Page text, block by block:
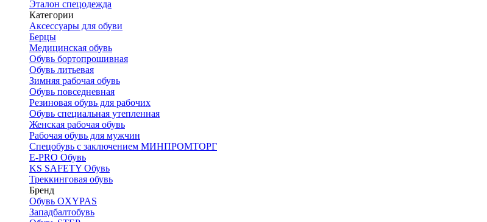
Эталон спецодежда
Категории
Аксессуары для обуви
Берцы
Медицинская обувь
Обувь бортопрошивная
Обувь литьевая
Зимняя рабочая обувь
Обувь повседневная
Резиновая обувь для рабочих
Обувь специальная утепленная
Женская рабочая обувь
Рабочая обувь для мужчин
Спецобувь с заключением МИНПРОМТОРГ
E-PRO Обувь
KS SAFETY Обувь
Треккинговая обувь
Бренд
Обувь OXYPAS
Западбалтобувь